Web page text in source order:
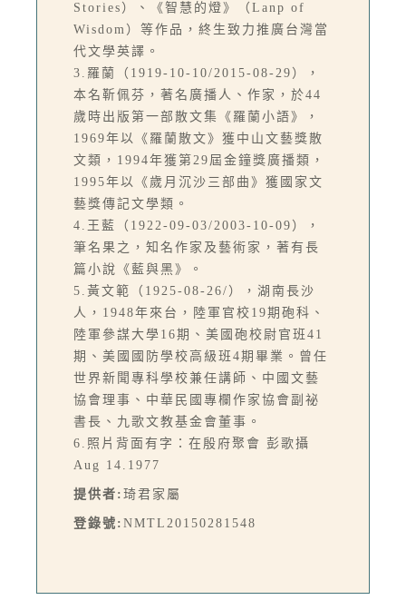
Stories）、《智慧的燈》（Lanp of
Wisdom）等作品，終生致力推廣台灣當
代文學英譯。
3.羅蘭（1919-10-10/2015-08-29），
本名靳佩芬，著名廣播人、作家，於44
歲時出版第一部散文集《羅蘭小語》，
1969年以《羅蘭散文》獲中山文藝獎散
文類，1994年獲第29屆金鐘獎廣播類，
1995年以《歲月沉沙三部曲》獲國家文
藝獎傳記文學類。
4.王藍（1922-09-03/2003-10-09），
筆名果之，知名作家及藝術家，著有長
篇小說《藍與黑》。
5.黃文範（1925-08-26/），湖南長沙
人，1948年來台，陸軍官校19期砲科、
陸軍參謀大學16期、美國砲校尉官班41
期、美國國防學校高級班4期畢業。曾任
世界新聞專科學校兼任講師、中國文藝
協會理事、中華民國專欄作家協會副祕
書長、九歌文教基金會董事。
6.照片背面有字：在殷府聚會 彭歌攝
Aug 14.1977
提供者: 琦君家屬
登錄號: NMTL20150281548